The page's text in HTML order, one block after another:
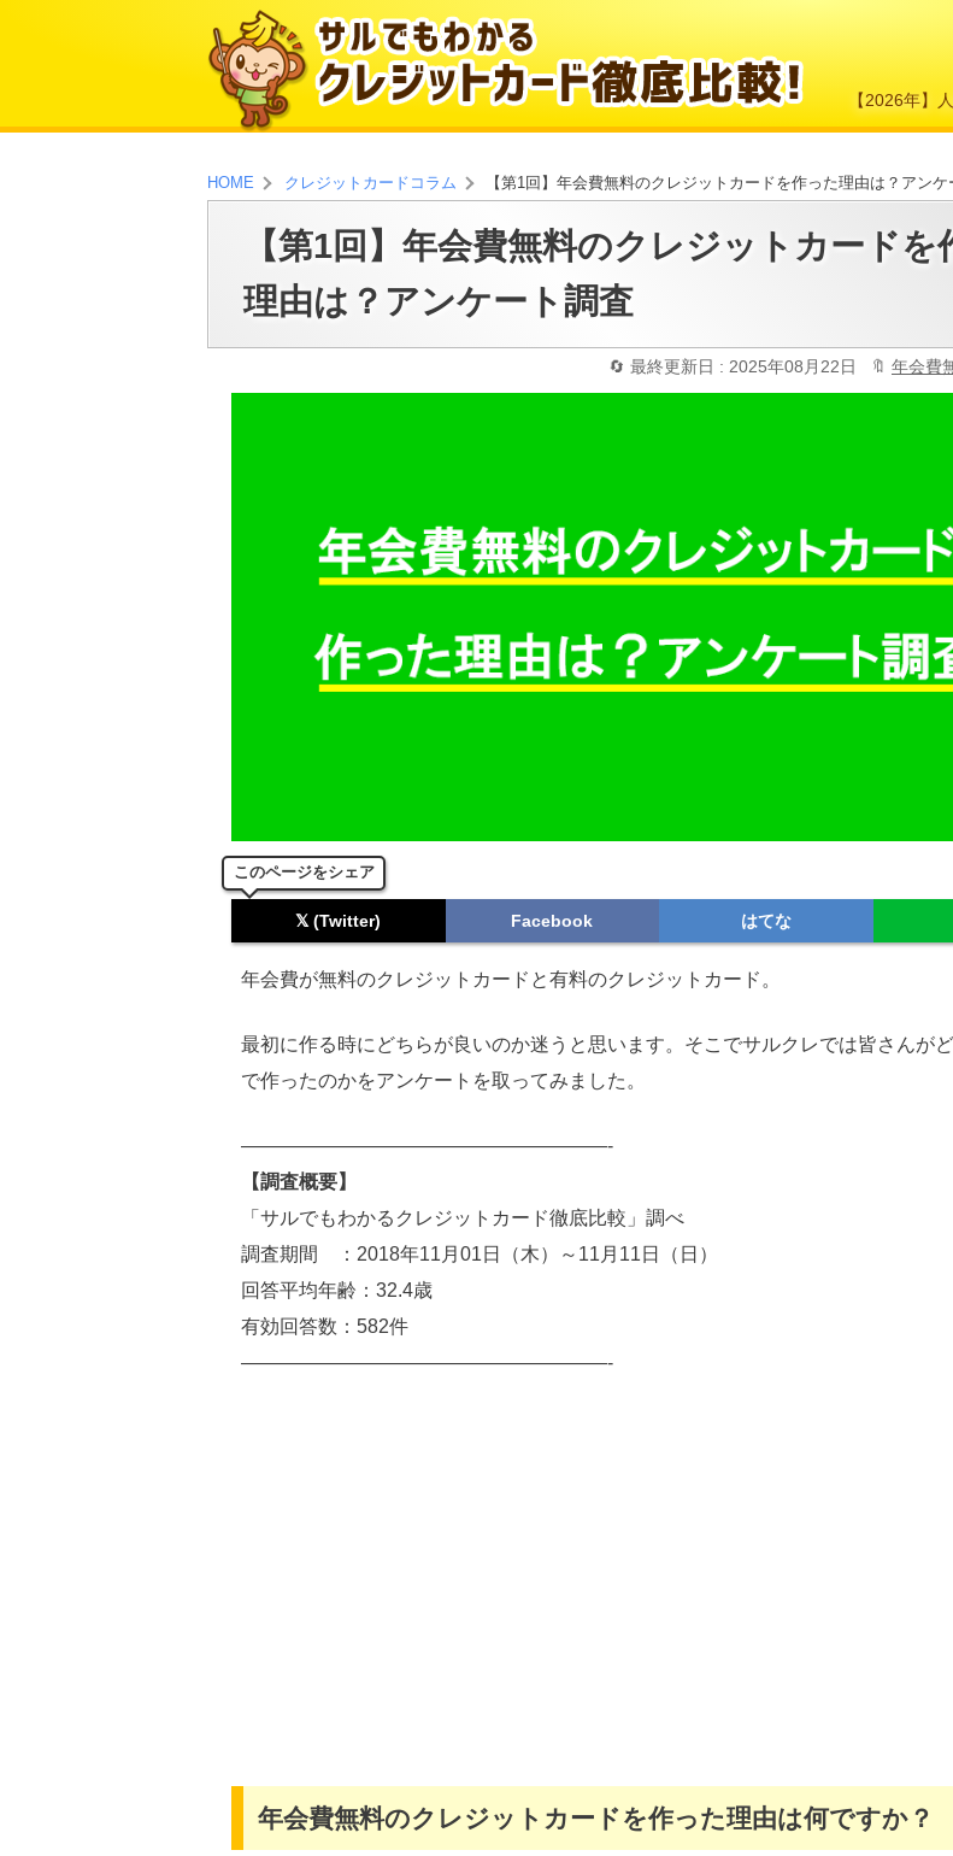
【2026年】
HOME クレジットカードコラム 【第1回】年会費無料のクレジットカードを作った理由は？アンケ
【第1回】年会費無料のクレジットカードを
理由は？アンケート調査
最終更新日 : 2025年08月22日 年会費
このページをシェア
𝕏 (Twitter) Facebook はてな
年会費が無料のクレジットカードと有料のクレジットカード。
最初に作る時にどちらが良いのか迷うと思います。そこでサルクレでは皆さんが
で作ったのかをアンケートを取ってみました。
———————————————————-
【調査概要】
「サルでもわかるクレジットカード徹底比較」調べ
調査期間 ：2018年11月01日（木）～11月11日（日）
回答平均年齢：32.4歳
有効回答数：582件
———————————————————-
年会費無料のクレジットカードを作った理由は何ですか？